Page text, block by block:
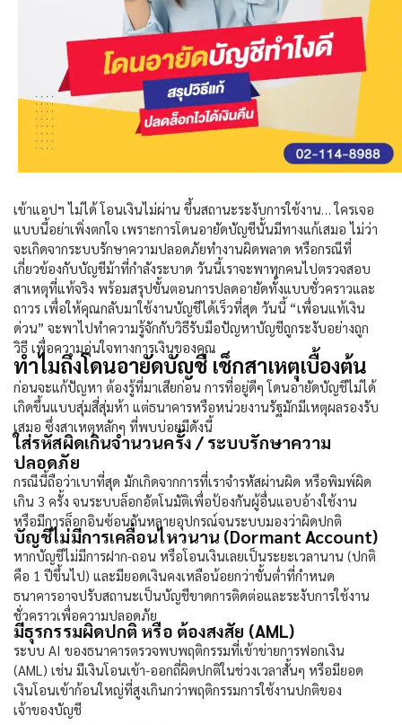
เข้าแอปฯ ไม่ได้ โอนเงินไม่ผ่าน ขึ้นสถานะระงับการใช้งาน… ใครเจอ
แบบนี้อย่าเพิ่งตกใจ เพราะการโดนอายัดบัญชีนั้นมีทางแก้เสมอ ไม่ว่า
จะเกิดจากระบบรักษาความปลอดภัยทำงานผิดพลาด หรือกรณีที่
เกี่ยวข้องกับบัญชีม้าที่กำลังระบาด วันนี้เราจะพาทุกคนไปตรวจสอบ
สาเหตุที่แท้จริง พร้อมสรุปขั้นตอนการปลดอายัดทั้งแบบชั่วคราวและ
ถาวร เพื่อให้คุณกลับมาใช้งานบัญชีได้เร็วที่สุด วันนี้ “เพื่อนแท้เงิน
ด่วน” จะพาไปทำความรู้จักกับวิธีรับมือปัญหาบัญชีถูกระงับอย่างถูก
วิธี เพื่อความอุ่นใจทางการเงินของคุณ
ทำไมถึงโดนอายัดบัญชี เช็กสาเหตุเบื้องต้น
ก่อนจะแก้ปัญหา ต้องรู้ที่มาเสียก่อน การที่อยู่ดีๆโดนอายัดบัญชีไม่ได้
เกิดขึ้นแบบสุ่มสี่สุ่มห้า แต่ธนาคารหรือหน่วยงานรัฐมักมีเหตุผลรองรับ
เสมอ ซึ่งสาเหตุหลักๆ ที่พบบ่อยมีดังนี้
ใส่รหัสผิดเกินจำนวนครั้ง / ระบบรักษาความ
ปลอดภัย
กรณีนี้ถือว่าเบาที่สุด มักเกิดจากการที่เราจำรหัสผ่านผิด หรือพิมพ์ผิด
เกิน 3 ครั้ง จนระบบล็อกอัตโนมัติเพื่อป้องกันผู้อื่นแอบอ้างใช้งาน
หรือมีการล็อกอินซ้อนกันหลายอุปกรณ์จนระบบมองว่าผิดปกติ
บัญชีไม่มีการเคลื่อนไหวนาน (Dormant Account)
หากบัญชีไม่มีการฝาก-ถอน หรือโอนเงินเลยเป็นระยะเวลานาน (ปกติ
คือ 1 ปีขึ้นไป) และมียอดเงินคงเหลือน้อยกว่าขั้นต่ำที่กำหนด
ธนาคารอาจปรับสถานะเป็นบัญชีขาดการติดต่อและระงับการใช้งาน
ชั่วคราวเพื่อความปลอดภัย
มีธุรกรรมผิดปกติ หรือ ต้องสงสัย (AML)
ระบบ AI ของธนาคารตรวจพบพฤติกรรมที่เข้าข่ายการฟอกเงิน
(AML) เช่น มีเงินโอนเข้า-ออกถี่ผิดปกติในช่วงเวลาสั้นๆ หรือมียอด
เงินโอนเข้าก้อนใหญ่ที่สูงเกินกว่าพฤติกรรมการใช้งานปกติของ
เจ้าของบัญชี